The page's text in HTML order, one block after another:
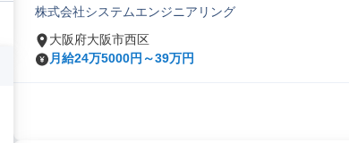
株式会社システムエンジニアリング
大阪府大阪市西区
月給24万5000円～39万円